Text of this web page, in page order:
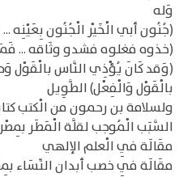
وَله
(جُنُون أبي الْخَيْر الْجُنُون بِعَيْنِه
(خذوه فغلوه فشدو وثَاقه ...
(وَقد كَانَ يُؤْذِي النَّاس بالْقَوْل
بالْقَوْل وَالْفِعْل) الطَّوِيل
ولسلامة بن رحمون من الْكتب
السَّبَب الْمُوجب لقلَّة الْمَطَر بِمصْر
مقَالَة فِي الْعلم الإلهي
مقَالَة فِي خصب أبدان النِّسَاء